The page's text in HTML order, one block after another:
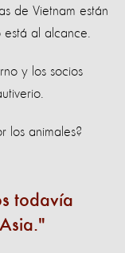
de Vietnam están
al alcance.
y los socios
los animales?
todavía